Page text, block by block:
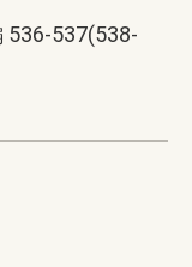
536-537(538-